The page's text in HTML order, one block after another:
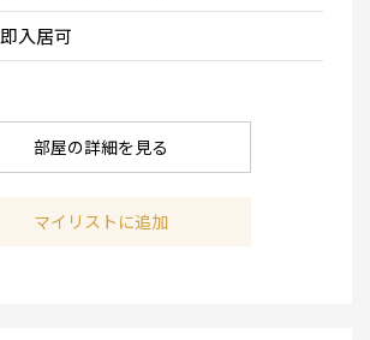
即入居可
部屋の詳細を見る
マイリストに追加